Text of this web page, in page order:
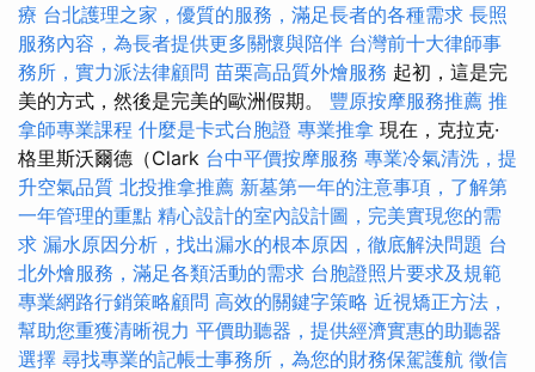
療 台北護理之家，優質的服務，滿足長者的各種需求 長照
服務內容，為長者提供更多關懷與陪伴 台灣前十大律師事
務所，實力派法律顧問 苗栗高品質外燴服務 起初，這是完
美的方式，然後是完美的歐洲假期。 豐原按摩服務推薦 推
拿師專業課程 什麼是卡式台胞證 專業推拿 現在，克拉克·
格里斯沃爾德（Clark 台中平價按摩服務 專業冷氣清洗，提
升空氣品質 北投推拿推薦 新墓第一年的注意事項，了解第
一年管理的重點 精心設計的室內設計圖，完美實現您的需
求 漏水原因分析，找出漏水的根本原因，徹底解決問題 台
北外燴服務，滿足各類活動的需求 台胞證照片要求及規範
專業網路行銷策略顧問 高效的關鍵字策略 近視矯正方法，
幫助您重獲清晰視力 平價助聽器，提供經濟實惠的助聽器
選擇 尋找專業的記帳士事務所，為您的財務保駕護航 徵信